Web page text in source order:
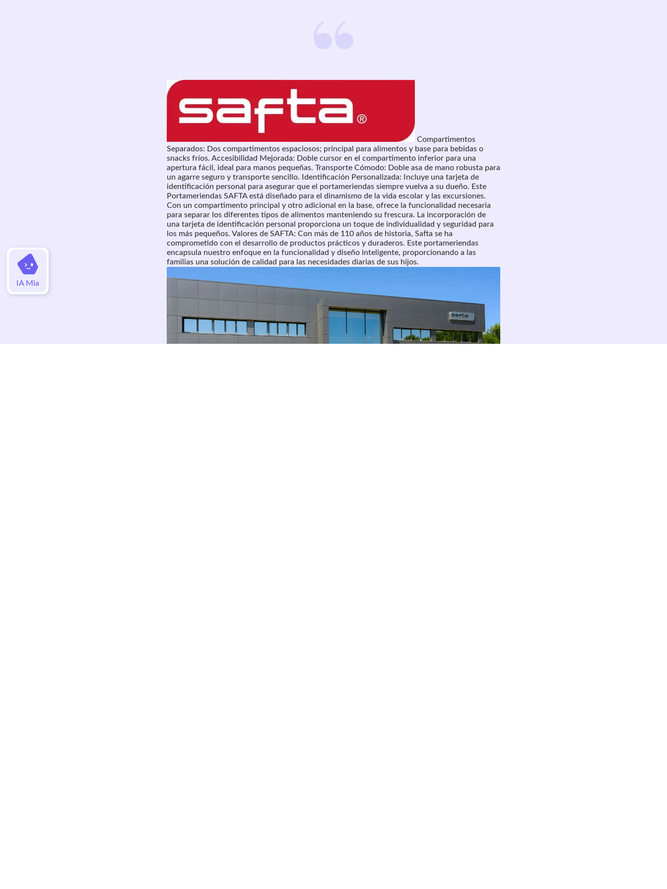
IA Mia
Compartimentos
Separados: Dos compartimentos espaciosos; principal para alimentos y base para bebidas o
snacks fríos. Accesibilidad Mejorada: Doble cursor en el compartimento inferior para una
apertura fácil, ideal para manos pequeñas. Transporte Cómodo: Doble asa de mano robusta para
un agarre seguro y transporte sencillo. Identificación Personalizada: Incluye una tarjeta de
identificación personal para asegurar que el portameriendas siempre vuelva a su dueño. Este
Portameriendas SAFTA está diseñado para el dinamismo de la vida escolar y las excursiones.
Con un compartimento principal y otro adicional en la base, ofrece la funcionalidad necesaria
para separar los diferentes tipos de alimentos manteniendo su frescura. La incorporación de
una tarjeta de identificación personal proporciona un toque de individualidad y seguridad para
los más pequeños. Valores de SAFTA: Con más de 110 años de historia, Safta se ha
comprometido con el desarrollo de productos prácticos y duraderos. Este portameriendas
encapsula nuestro enfoque en la funcionalidad y diseño inteligente, proporcionando a las
familias una solución de calidad para las necesidades diarias de sus hijos.